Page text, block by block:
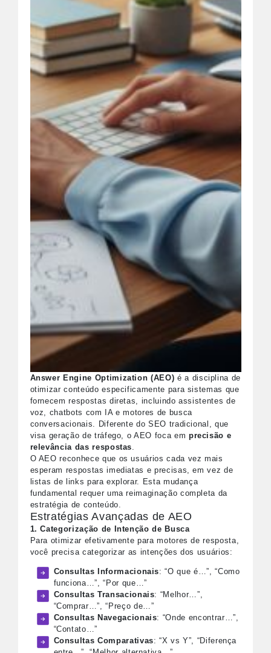
Answer Engine Optimization (AEO) é a disciplina de
otimizar conteúdo especificamente para sistemas que
fornecem respostas diretas, incluindo assistentes de
voz, chatbots com IA e motores de busca
conversacionais. Diferente do SEO tradicional, que
visa geração de tráfego, o AEO foca em precisão e
relevância das respostas
O AEO reconhece que os usuários cada vez mais
esperam respostas imediatas e precisas, em vez de
listas de links para explorar. Esta mudança
fundamental requer uma reimaginação completa da
estratégia de conteúdo.
Estratégias Avançadas de AEO
1. Categorização de Intenção de Busca
Para otimizar efetivamente para motores de resposta,
você precisa categorizar as intenções dos usuários:
Consultas Informacionais: “O que é…”, “Como
funciona…”, “Por que…”
Consultas Transacionais: “Melhor…”,
“Comprar…”, “Preço de…”
Consultas Navegacionais: “Onde encontrar…”,
“Contato…”
Consultas Comparativas: “X vs Y”, “Diferença